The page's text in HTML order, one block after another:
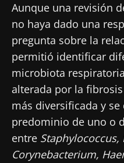
Aunque una revisión
no haya dado una
pregunta sobre la
permitió identificar
microbiota
alterada por la
más diversificada y se
predominio de uno o
entre
Corynebacterium,